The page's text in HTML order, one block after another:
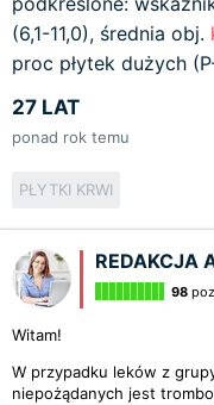
(6,1-11,0), średnia obj.
proc płytek dużych
27 LAT
ponad rok temu
PŁYTKI KRWI
REDAKCJA
98
Witam!
W przypadku leków z
niepożądanych jest